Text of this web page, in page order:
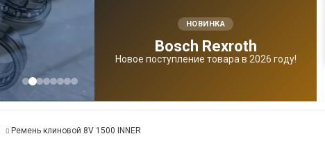
НОВИНКА
Bosсh Rexroth
Новое поступление товара в 2026 году!
Ремень клиновой 8V 1500 INNER